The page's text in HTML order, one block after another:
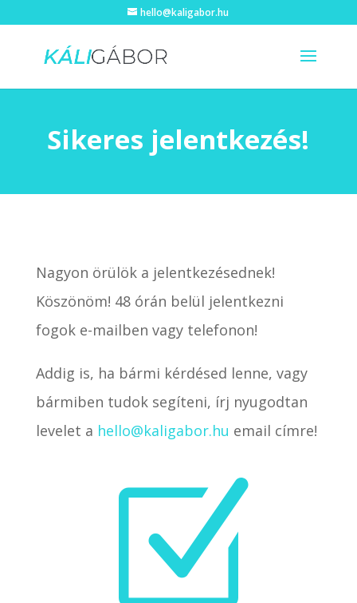
hello@kaligabor.hu
Sikeres jelentkezés!
Nagyon örülök a jelentkezésednek!
Köszönöm! 48 órán belül jelentkezni
fogok e-mailben vagy telefonon!
Addig is, ha bármi kérdésed lenne, vagy
bármiben tudok segíteni, írj nyugodtan
levelet a hello@kaligabor.hu email címre!
Z